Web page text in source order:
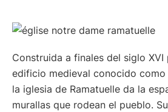
Construida a finales del siglo XVI
edificio medieval conocido como
la iglesia de Ramatuelle da la
murallas que rodean el pueblo.